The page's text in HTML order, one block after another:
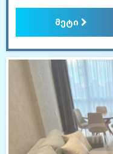
მეტი